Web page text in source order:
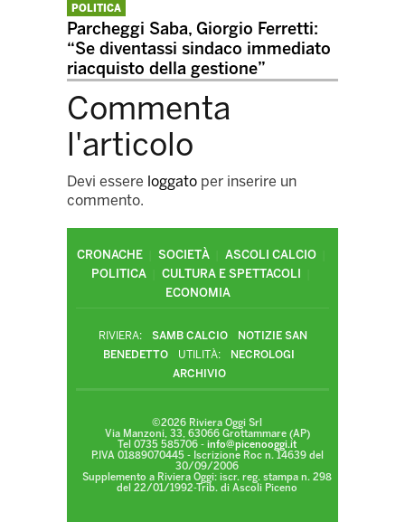
POLITICA
Parcheggi Saba, Giorgio Ferretti:
“Se diventassi sindaco immediato
riacquisto della gestione”
Commenta
l'articolo
Devi essere loggato per inserire un
commento.
CRONACHE SOCIETÀ
ASCOLI CALCIO
POLITICA
CULTURA E SPETTACOLI
ECONOMIA
RIVIERA: SAMB CALCIO
NOTIZIE SAN
BENEDETTO
UTILITÀ:
NECROLOGI
ARCHIVIO
©2026 Riviera Oggi Srl
Via Manzoni, 33, 63066 Grottammare (AP)
Tel 0735 585706 - info@picenooggi.it
P.IVA 01889070445 - Iscrizione Roc n. 14639 del
30/09/2006
Supplemento a Riviera Oggi: iscr. reg. stampa n. 298
del 22/01/1992-Trib. di Ascoli Piceno